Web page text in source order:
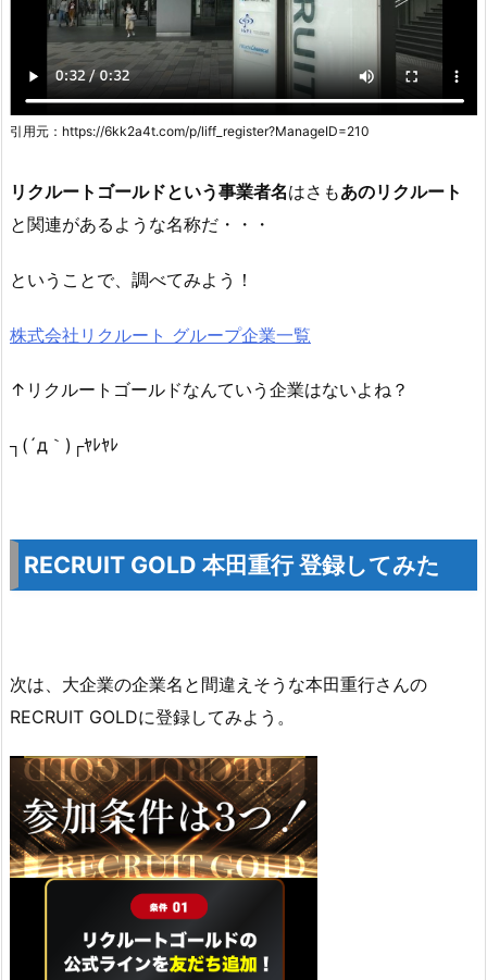
引用元：https://6kk2a4t.com/p/liff_register?ManageID=210
リクルートゴールドという事業者名はさもあのリクルート
と関連があるような名称だ・・・
ということで、調べてみよう！
株式会社リクルート グループ企業一覧
↑リクルートゴールドなんていう企業はないよね？
┐(´д｀)┌ﾔﾚﾔﾚ
RECRUIT GOLD 本田重行 登録してみた
次は、大企業の企業名と間違えそうな本田重行さんの
RECRUIT GOLDに登録してみよう。